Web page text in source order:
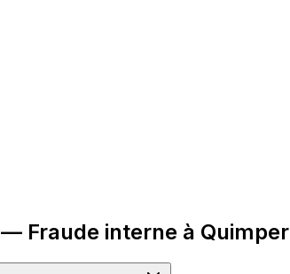
Fraude interne à Quimper